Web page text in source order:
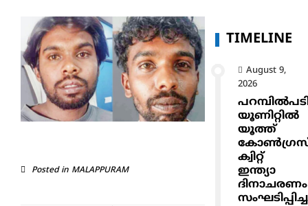
Posted in MALAPPURAM
TIMELINE
August 9,
2026
യൂണിറ്റിൽ
യൂത്ത്
ക്വിറ്റ്
ഇന്ത്യാ
ദിനാചരണം